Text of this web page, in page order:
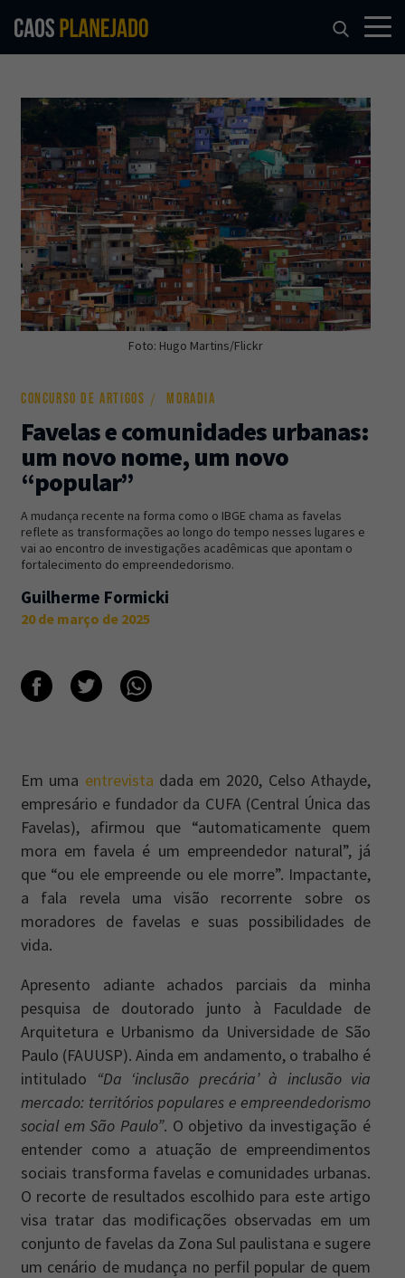
NewsletterCaos Planejado.
Inscreva-se na newsletter do Caos Planejado e
receba todas as nossas novidades.
INSCREVER-SE
Foto: Hugo Martins/Flickr
CONCURSO DE ARTIGOS MORADIA
Favelas e comunidades urbanas:
um novo nome, um novo
“popular”
A mudança recente na forma como o IBGE chama as favelas
reflete as transformações ao longo do tempo nesses lugares e
vai ao encontro de investigações acadêmicas que apontam o
fortalecimento do empreendedorismo.
Guilherme Formicki
20 de março de 2025
Em uma entrevista dada em 2020, Celso Athayde,
empresário e fundador da CUFA (Central Única das
Favelas), afirmou que “automaticamente quem
mora em favela é um empreendedor natural”, já
que “ou ele empreende ou ele morre”. Impactante,
a fala revela uma visão recorrente sobre os
moradores de favelas e suas possibilidades de
vida.
Apresento adiante achados parciais da minha
pesquisa de doutorado junto à Faculdade de
Arquitetura e Urbanismo da Universidade de São
Paulo (FAUUSP). Ainda em andamento, o trabalho é
intitulado
“Da ‘inclusão precária’ à inclusão via
mercado: territórios populares e empreendedorismo
social em São Paulo”. O objetivo da investigação é
entender como a atuação de empreendimentos
sociais transforma favelas e comunidades urbanas.
O recorte de resultados escolhido para este artigo
visa tratar das modificações observadas em um
conjunto de favelas da Zona Sul paulistana e sugere
um cenário de mudança no perfil popular de quem